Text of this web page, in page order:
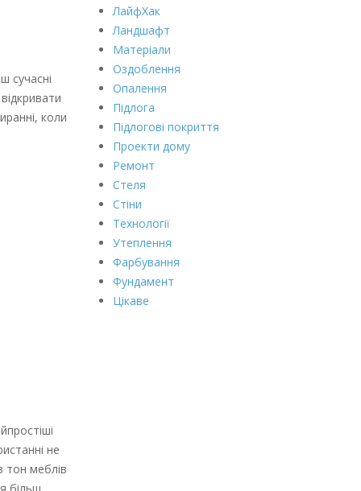
сучасні
коли
не
тон меблів
ЛайфХак
Ландшафт
Матеріали
Оздоблення
Опалення
Підлога
Підлогові покриття
Проекти дому
Ремонт
Стеля
Стіни
Технології
Утеплення
Фарбування
Фундамент
Цікаве